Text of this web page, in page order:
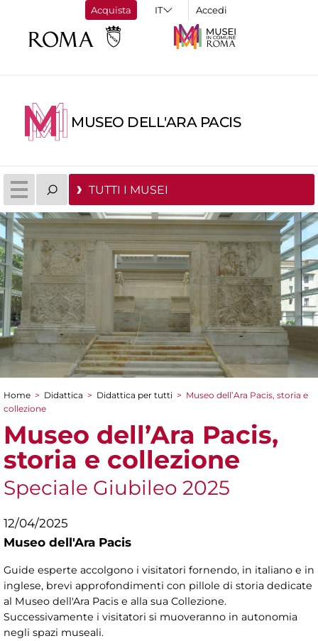
Acquista Accedi
MUSEO DELL'ARA PACIS
TUTTI I MUSEI
Tu sei qui
Home > Didattica > Didattica per tutti > Museo dell’Ara Pacis, storia e
collezione
Museo dell’Ara Pacis,
storia e collezione
Speciale Giubileo 2025
12/04/2025
Museo dell'Ara Pacis
Guide esperte accolgono i visitatori fornendo, in italiano e in
inglese, brevi approfondimenti con pillole di storia dedicate
al Museo dell'Ara Pacis e alla sua Collezione.
Successivamente i visitatori si muoveranno in autonomia
negli spazi museali.